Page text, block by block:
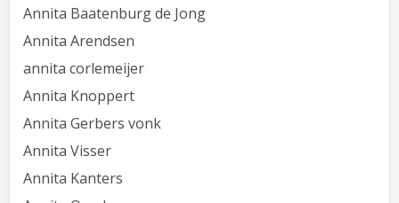
Annita Baatenburg de Jong
Annita Arendsen
annita corlemeijer
Annita Knoppert
Annita Gerbers vonk
Annita Visser
Annita Kanters